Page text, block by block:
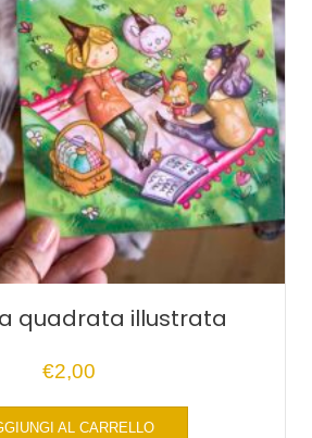
quadrata illustrata
€2,00
AL CARRELLO